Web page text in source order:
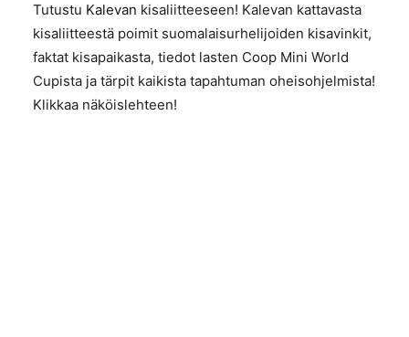
Tutustu Kalevan kisaliitteeseen! Kalevan kattavasta
kisaliitteestä poimit suomalaisurhelijoiden kisavinkit,
faktat kisapaikasta, tiedot lasten Coop Mini World
Cupista ja tärpit kaikista tapahtuman oheisohjelmista!
Klikkaa näköislehteen!